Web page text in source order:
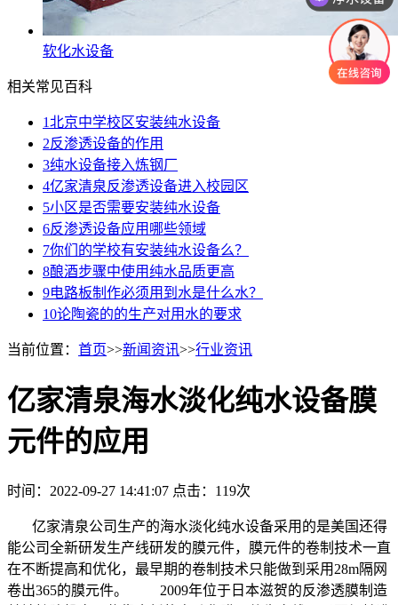
软化水设备
相关常见百科
1北京中学校区安装纯水设备
2反渗透设备的作用
3纯水设备接入炼钢厂
4亿家清泉反渗透设备进入校园区
5小区是否需要安装纯水设备
6反渗透设备应用哪些领域
7你们的学校有安装纯水设备么？
8酿酒步骤中使用纯水品质更高
9电路板制作必须用到水是什么水？
10论陶瓷的的生产对用水的要求
当前位置： 首页>>新闻资讯>>行业资讯
亿家清泉海水淡化纯水设备膜
元件的应用
时间：2022-09-27 14:41:07 点击：119次
亿家清泉公司生产的海水淡化纯水设备采用的是美国还得
能公司全新研发生产线研发的膜元件，膜元件的卷制技术一直
在不断提高和优化，最早期的卷制技术只能做到采用28m隔网
卷出365的膜元件。 2009年位于日本滋贺的反渗透膜制造